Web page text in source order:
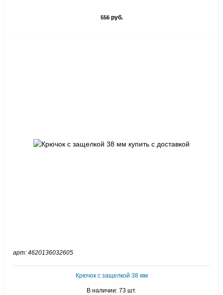
556руб.
арт: 4620136032605
Крючок с защелкой 38 мм
В наличии: 73 шт.